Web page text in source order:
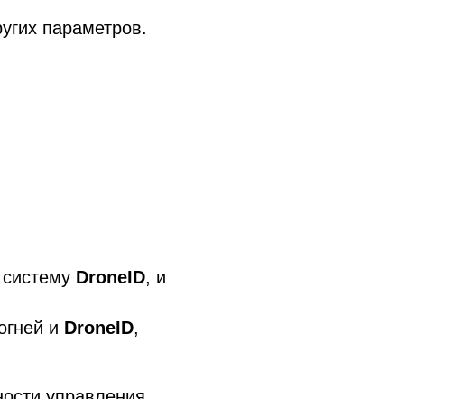
параметров.
DroneID, и
и DroneID,